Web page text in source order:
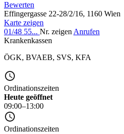
Bewerten
Effingergasse 22-28/2/16, 1160 Wien
Karte zeigen
01/48 55... Nr. zeigen Anrufen
Krankenkassen
ÖGK, BVAEB, SVS, KFA
Ordinationszeiten
Heute geöffnet
09:00–13:00
Ordinationszeiten